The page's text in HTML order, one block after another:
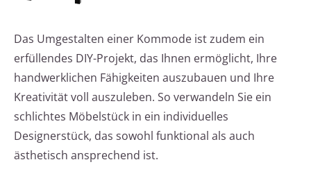
Das Umgestalten einer Kommode ist zudem ein
erfüllendes DIY-Projekt, das Ihnen ermöglicht, Ihre
handwerklichen Fähigkeiten auszubauen und Ihre
Kreativität voll auszuleben. So verwandeln Sie ein
schlichtes Möbelstück in ein individuelles
Designerstück, das sowohl funktional als auch
ästhetisch ansprechend ist.